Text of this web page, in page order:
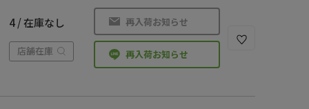
4 / 在庫なし
店舗在庫
再入荷お知らせ
再入荷お知らせ